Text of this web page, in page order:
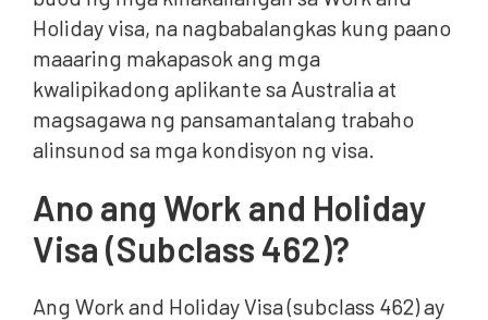
Mga Oras ng Pagproseso para sa Subclass 462 Visa
Halaga ng Work and Holiday Visa (Subclass 462)
Subklase 462 vs Subklase 417 – Ano ang
Pagkakaiba?
Subclass 462 Visa?
Mga Madalas Itanong
Holiday visa, na nagbabalangkas kung paano
maaaring makapasok ang mga
kwalipikadong aplikante sa Australia at
magsagawa ng pansamantalang trabaho
alinsunod sa mga kondisyon ng visa.
Ano ang Work and Holiday
Visa (Subclass 462)?
Ang Work and Holiday Visa (subclass 462) ay